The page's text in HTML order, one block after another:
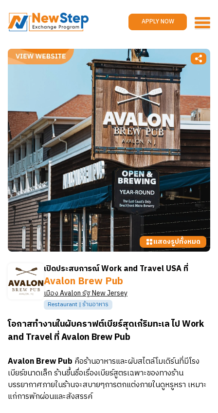
APPLY NOW
Work and travel
Reviews
Promotions
Contact us
APPLY NOW
แสดงรูปทั้งหมด
เปิดประสบการณ์ Work and Travel USA ที่
Avalon Brew Pub
เมืองAvalonรัฐNew Jersey
Restaurant | ร้านอาหาร
โอกาสทำงานในผับคราฟต์เบียร์สุดเก๋ริมทะเล ไป Work
and Travel ที่ Avalon Brew Pub
Avalon Brew Pub คือร้านอาหารและผับสไตล์โมเดิร์นที่มีโรง
เบียร์ขนาดเล็ก ร้านขึ้นชื่อเรื่องเบียร์สูตรเฉพาะของทางร้าน
บรรยากาศภายในร้านจะสบายๆการตกแต่งภายในดูหรูหรา เหมาะ
แก่การพักผ่อนและสังสรรค์